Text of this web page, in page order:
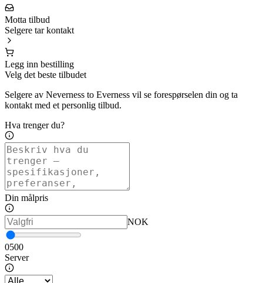
Motta tilbud
Selgere tar kontakt
Legg inn bestilling
Velg det beste tilbudet
Selgere av Neverness to Everness vil se forespørselen din og ta
kontakt med et personlig tilbud.
Hva trenger du?
Din målpris
NOK
0500
Server